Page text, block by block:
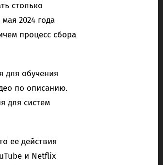
столько
2024 года
процесс сбора
для обучения
по описанию.
для систем
ее действия
и Netflix